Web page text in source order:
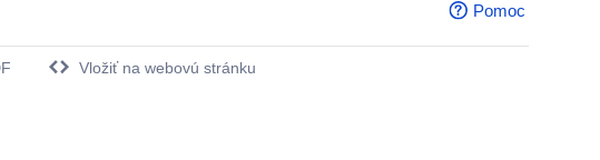
Pomoc
Vložiť na webovú stránku